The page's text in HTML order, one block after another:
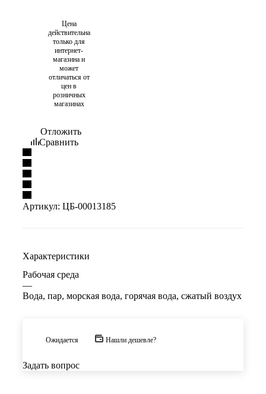
Цена
действительна
только для
интернет-
магазина и
может
отличаться от
цен в
розничных
магазинах
Отложить
Сравнить
Артикул: ЦБ-00013185
Характеристики
Рабочая среда
—
Вода, пар, морская вода, горячая вода, сжатый воздух
Ожидается Нашли дешевле?
Задать вопрос